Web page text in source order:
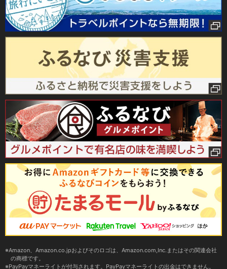
Amazon、Amazon.co.jpおよびそのロゴは、Amazon.com,Inc.またはその関連会社
の商標です。
PayPayマネーライトが付与されます。PayPayマネーライトの出金はできません。